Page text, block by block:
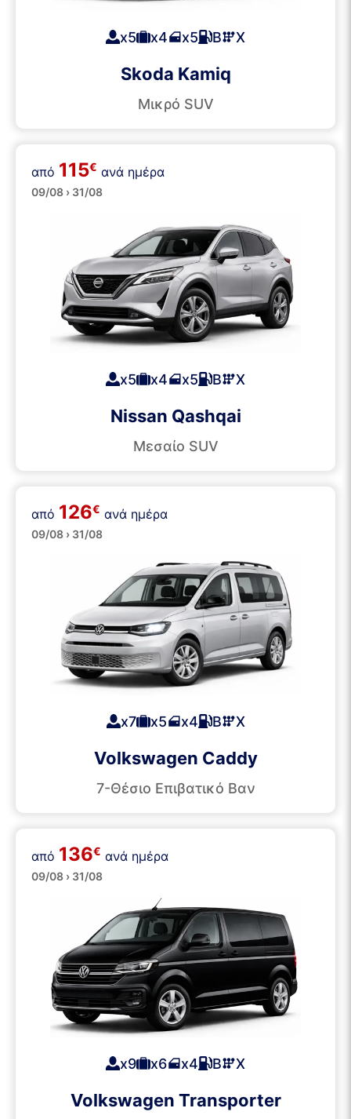
x5 x4 x5 Β Χ
Skoda Kamiq
Μικρό SUV
SUVs
από 115€ ανά ημέρα
09/08 › 31/08
x5 x4 x5 Β Χ
Nissan Qashqai
Μεσαίο SUV
Επιβατικά Βαν
από 126€ ανά ημέρα
09/08 › 31/08
x7 x5 x4 Β Χ
Volkswagen Caddy
7-Θέσιο Επιβατικό Βαν
Επιβατικά Βαν
από 136€ ανά ημέρα
09/08 › 31/08
x9 x6 x4 Β Χ
Volkswagen Transporter